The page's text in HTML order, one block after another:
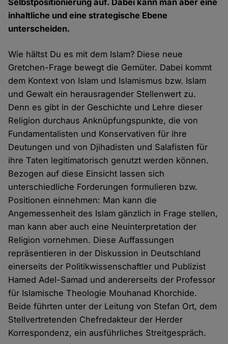
inhaltliche und eine strategische Ebene
unterscheiden.
Wie hältst Du es mit dem Islam? Diese neue
Gretchen-Frage bewegt die Gemüter. Dabei kommt
dem Kontext von Islam und Islamismus bzw. Islam
und Gewalt ein herausragender Stellenwert zu.
Denn es gibt in der Geschichte und Lehre dieser
Religion durchaus Anknüpfungspunkte, die von
Fundamentalisten und Konservativen für ihre
Deutungen und von Djihadisten und Salafisten für
ihre Taten legitimatorisch genutzt werden können.
Bezogen auf diese Einsicht lassen sich
unterschiedliche Forderungen formulieren bzw.
Positionen einnehmen: Man kann die
Angemessenheit des Islam gänzlich in Frage stellen,
man kann aber auch eine Neuinterpretation der
Religion vornehmen. Diese Auffassungen
repräsentieren in der Diskussion in Deutschland
einerseits der Politikwissenschaftler und Publizist
Hamed Adel-Samad und andererseits der Professor
für Islamische Theologie Mouhanad Khorchide.
Beide führten unter der Leitung von Stefan Ort, dem
Stellvertretenden Chefredakteur der Herder
Korrespondenz, ein ausführliches Streitgespräch.